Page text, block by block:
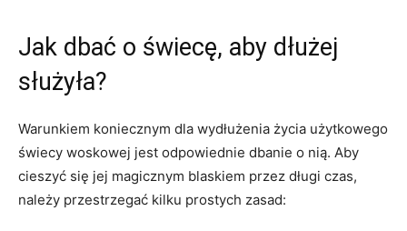
Jak dbać o ​świecę, aby dłużej
służyła?
Warunkiem ​koniecznym⁢ dla wydłużenia życia użytkowego
świecy woskowej⁣ jest odpowiednie ‌dbanie o nią. Aby
cieszyć się jej magicznym blaskiem⁤ przez długi czas,⁤
należy przestrzegać ⁣kilku prostych zasad: